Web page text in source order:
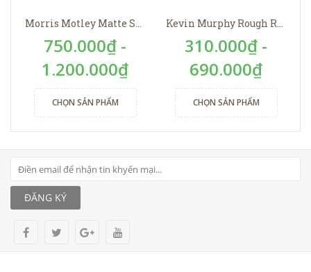
Morris Motley Matte Styling Balm
750.000₫ -
1.200.000₫
CHỌN SẢN PHẨM
Kevin Murphy Rough Rider
310.000₫ -
690.000₫
CHỌN SẢN PHẨM
ĐĂNG KÝ